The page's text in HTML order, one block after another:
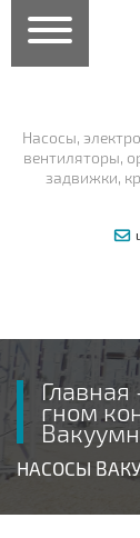
Насосы,
вентиляторы,
задвижки,
Главная
гном
НАСОСЫ